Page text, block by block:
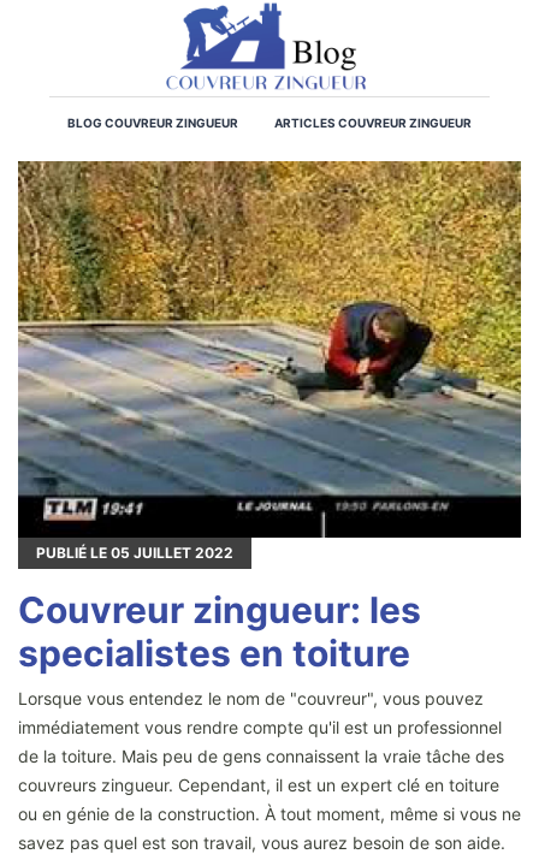
BLOG COUVREUR ZINGUEUR ARTICLES COUVREUR ZINGUEUR
PUBLIÉ LE 05 JUILLET 2022
Couvreur zingueur: les
specialistes en toiture
Lorsque vous entendez le nom de "couvreur", vous pouvez
immédiatement vous rendre compte qu'il est un professionnel
de la toiture. Mais peu de gens connaissent la vraie tâche des
couvreurs zingueur. Cependant, il est un expert clé en toiture
ou en génie de la construction. À tout moment, même si vous ne
savez pas quel est son travail, vous aurez besoin de son aide.